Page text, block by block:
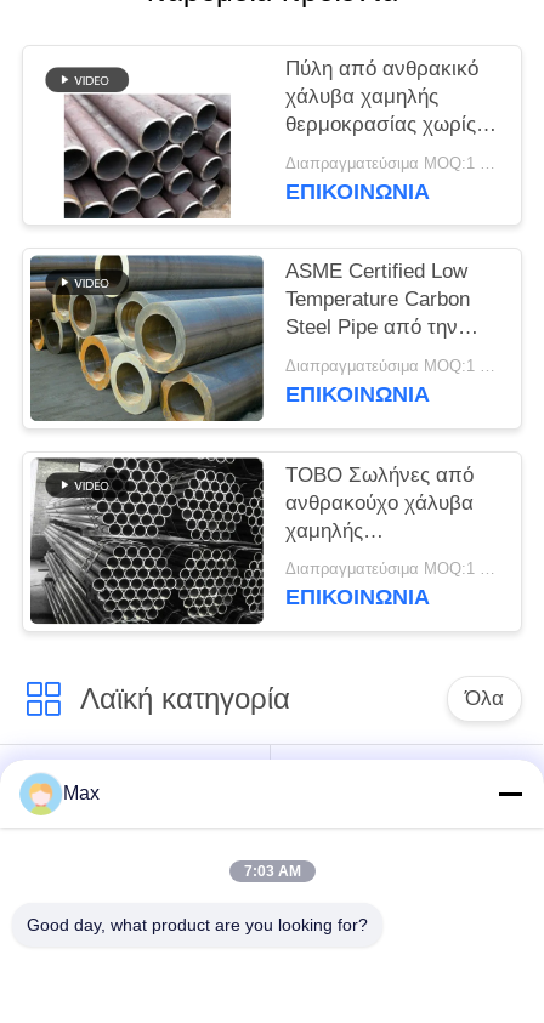
Πύλη από ανθρακικό
χάλυβα χαμηλής
θερμοκρασίας χωρίς
συγκόλληση TOBO
ASME
Διαπραγματεύσιμα MOQ:1 τεμ
ΕΠΙΚΟΙΝΩΝΊΑ
ASME Certified Low
Temperature Carbon
Steel Pipe από την
TOBO για κρυογονική
και ψυχρή
Διαπραγματεύσιμα MOQ:1 τεμ
ΕΠΙΚΟΙΝΩΝΊΑ
TOBO Σωλήνες από
ανθρακούχο χάλυβα
χαμηλής
θερμοκρασίας για
κρυογονικές
Διαπραγματεύσιμα MOQ:1 τεμ
ΕΠΙΚΟΙΝΩΝΊΑ
Λαϊκή κατηγορία Όλα
Σωλήνας κραμάτων
νικελίου
ανοξείδωτου
σωλήνας
ντυμένος σωλήνας
Max
7:03 AM
Good day, what product are you looking for?